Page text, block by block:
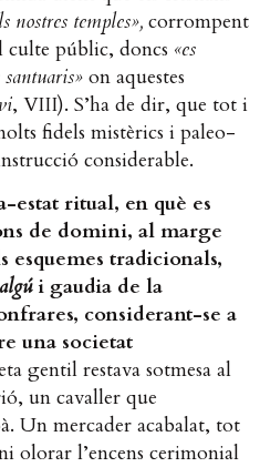
nostres temples», corrompent
culte públic, doncs «es
on aquestes
, VIII). S’ha de dir, que tot i
fidels mistèrics i paleo-
considerable.
estat ritual, en què es
de domini, al marge
tradicionals,
algúi gaudia de la
considerant-se a
una societat
gentil restava sotmesa al
un cavaller que
Un mercader acabalat, tot
olorar l’encens cerimonial